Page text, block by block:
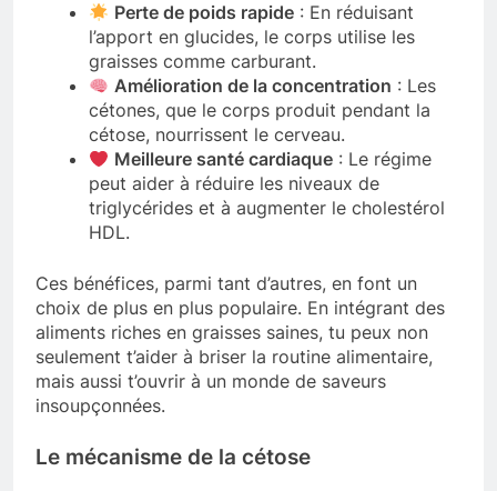
Perte de poids rapide : En réduisant
l’apport en glucides, le corps utilise les
graisses comme carburant.
Amélioration de la concentration : Les
cétones, que le corps produit pendant la
cétose, nourrissent le cerveau.
Meilleure santé cardiaque : Le régime
peut aider à réduire les niveaux de
triglycérides et à augmenter le cholestérol
HDL.
Ces bénéfices, parmi tant d’autres, en font un
choix de plus en plus populaire. En intégrant des
aliments riches en graisses saines, tu peux non
seulement t’aider à briser la routine alimentaire,
mais aussi t’ouvrir à un monde de saveurs
insoupçonnées.
Le mécanisme de la cétose